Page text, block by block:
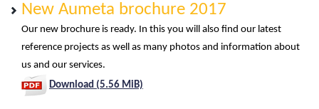
New Aumeta brochure 2017
Our new brochure is ready. In this you will also find our latest
reference projects as well as many photos and information about
us and our services.
Download (5.56 MiB)